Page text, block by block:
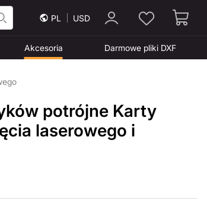
PL USD
Akcesoria Darmowe pliki DXF
potrójne Karty
laserowego i